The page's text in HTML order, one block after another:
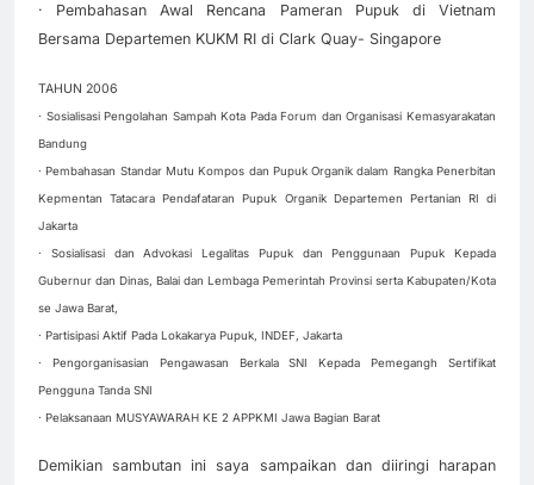
· Pembahasan Awal Rencana Pameran Pupuk di Vietnam
Bersama Departemen KUKM RI di Clark Quay- Singapore
TAHUN 2006
· Sosialisasi Pengolahan Sampah Kota Pada Forum dan Organisasi Kemasyarakatan
Bandung
· Pembahasan Standar Mutu Kompos dan Pupuk Organik dalam Rangka Penerbitan
Kepmentan Tatacara Pendafataran Pupuk Organik Departemen Pertanian RI di
Jakarta
· Sosialisasi dan Advokasi Legalitas Pupuk dan Penggunaan Pupuk Kepada
Gubernur dan Dinas, Balai dan Lembaga Pemerintah Provinsi serta Kabupaten/Kota
se Jawa Barat,
· Partisipasi Aktif Pada Lokakarya Pupuk, INDEF, Jakarta
· Pengorganisasian Pengawasan Berkala SNI Kepada Pemegangh Sertifikat
Pengguna Tanda SNI
· Pelaksanaan MUSYAWARAH KE 2 APPKMI Jawa Bagian Barat
Demikian sambutan ini saya sampaikan dan diiringi harapan